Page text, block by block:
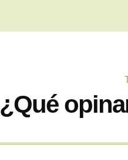
¿Qué